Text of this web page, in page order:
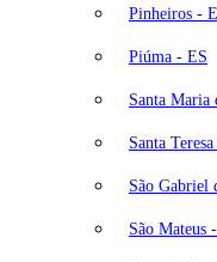
Pinheiros -
Piúma - ES
Santa Maria
Santa
São Gabriel
São Mateus